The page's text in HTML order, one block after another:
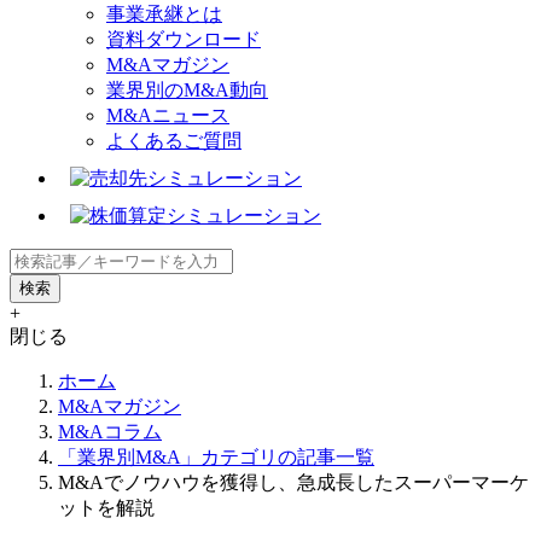
事業承継とは
資料ダウンロード
M&Aマガジン
業界別のM&A動向
M&Aニュース
よくあるご質問
+
閉じる
ホーム
M&Aマガジン
M&Aコラム
「業界別M&A」カテゴリの記事一覧
M&Aでノウハウを獲得し、急成長したスーパーマーケ
ットを解説